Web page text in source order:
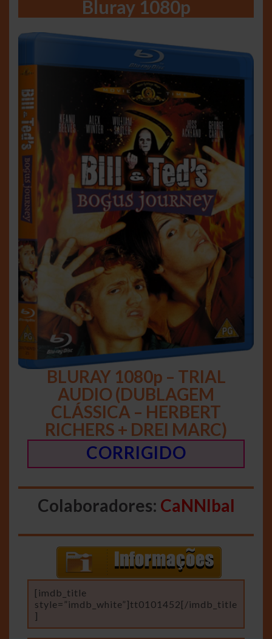
Bluray 1080p
BLURAY 1080p – TRIAL
AUDIO (DUBLAGEM
CLÁSSICA – HERBERT
RICHERS + DREI MARC)
CORRIGIDO
Colaboradores: CaNNIbal
[imdb_title
style=”imdb_white”]tt0101452[/imdb_title
]